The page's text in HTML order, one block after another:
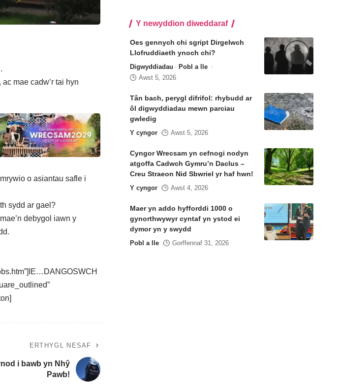
mae cadw’r tai hyn
o asiantau safle i
sydd ar gael?
debygol iawn y
ERTHYGL NESAF
i bawb yn Nhŷ
Pawb!
Y newyddion diweddaraf
Oes gennych chi sgript Dirgelwch
Llofruddiaeth ynoch chi?
Digwyddiadau
Pobl a lle
Awst 5, 2026
Tân bach, perygl difrifol: rhybudd ar
ôl digwyddiadau mewn parciau
gwledig
Y cyngor Awst 5, 2026
Cyngor Wrecsam yn cefnogi nodyn
atgoffa Cadwch Gymru’n Daclus –
Creu Straeon Nid Sbwriel yr haf hwn!
Y cyngor Awst 4, 2026
Maer yn addo hyfforddi 1000 o
gynorthwywyr cyntaf yn ystod ei
dymor yn y swydd
Pobl a lle Gorffennaf 31, 2026